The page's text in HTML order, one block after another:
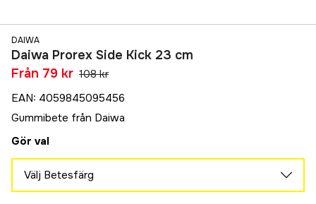
DAIWA
Daiwa Prorex Side Kick 23 cm
Från 79 kr 108 kr
EAN: 4059845095456
Gummibete från Daiwa
Gör val
Välj Betesfärg